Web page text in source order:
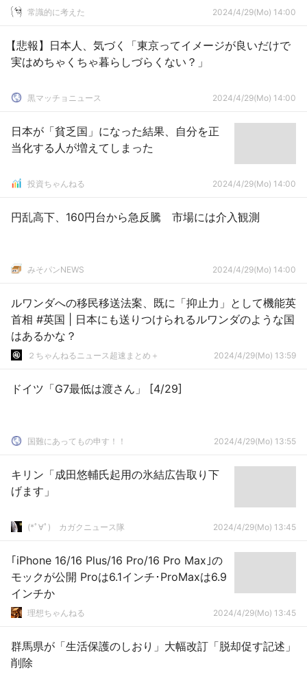
常識的に考えた 2024/4/29(Mo) 14:00
【悲報】日本人、気づく「東京ってイメージが良いだけで
実はめちゃくちゃ暮らしづらくない？」
黒マッチョニュース 2024/4/29(Mo) 14:00
日本が「貧乏国」になった結果、自分を正
当化する人が増えてしまった
投資ちゃんねる 2024/4/29(Mo) 14:00
円乱高下、160円台から急反騰 市場には介入観測
みそパンNEWS 2024/4/29(Mo) 14:00
ルワンダへの移民移送法案、既に「抑止力」として機能英
首相 #英国 | 日本にも送りつけられるルワンダのような国
はあるかな？
２ちゃんねるニュース超速まとめ＋ 2024/4/29(Mo) 13:59
ドイツ「G7最低は渡さん」 [4/29]
国難にあってもの申す！！ 2024/4/29(Mo) 13:55
キリン「成田悠輔氏起用の氷結広告取り下
げます」
(*ﾟ∀ﾟ)ゞカガクニュース隊 2024/4/29(Mo) 13:45
｢iPhone 16/16 Plus/16 Pro/16 Pro Max｣の
モックが公開 Proは6.1インチ･ProMaxは6.9
インチか
理想ちゃんねる 2024/4/29(Mo) 13:45
群馬県が「生活保護のしおり」大幅改訂「脱却促す記述」
削除